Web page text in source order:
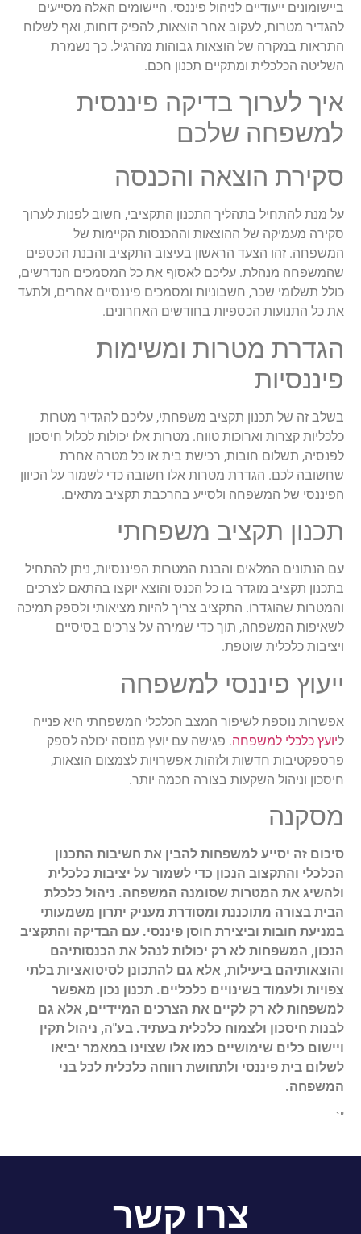
ביישומונים ייעודיים לניהול פיננסי. היישומים האלה מסייעים
להגדיר מטרות, לעקוב אחר הוצאות, להפיק דוחות, ואף לשלוח
התראות במקרה של הוצאות גבוהות מהרגיל. כך נשמרת
השליטה הכלכלית ומתקיים תכנון חכם.
איך לערוך בדיקה פיננסית
למשפחה שלכם
סקירת הוצאה והכנסה
על מנת להתחיל בתהליך התכנון התקציבי, חשוב לפנות לערוך
סקירה מעמיקה של ההוצאות וההכנסות הקיימות של
המשפחה. זהו הצעד הראשון בעיצוב התקציב והבנת הכספים
שהמשפחה מנהלת. עליכם לאסוף את כל המסמכים הנדרשים,
כולל תשלומי שכר, חשבוניות ומסמכים פיננסיים אחרים, ולתעד
את כל התנועות הכספיות בחודשים האחרונים.
הגדרת מטרות ומשימות
פיננסיות
בשלב זה של תכנון תקציב משפחתי, עליכם להגדיר מטרות
כלכליות קצרות וארוכות טווח. מטרות אלו יכולות לכלול חיסכון
לפנסיה, תשלום חובות, רכישת בית או כל מטרה אחרת
שחשובה לכם. הגדרת מטרות אלו חשובה כדי לשמור על הכיוון
הפיננסי של המשפחה ולסייע בהרכבת תקציב מתאים.
תכנון תקציב משפחתי
עם הנתונים המלאים והבנת המטרות הפיננסיות, ניתן להתחיל
בתכנון תקציב מוגדר בו כל הכנס והוצא יוקצו בהתאם לצרכים
והמטרות שהוגדרו. התקציב צריך להיות מציאותי ולספק תמיכה
לשאיפות המשפחה, תוך כדי שמירה על צרכים בסיסיים
ויציבות כלכלית שוטפת.
ייעוץ פיננסי למשפחה
אפשרות נוספת לשיפור המצב הכלכלי המשפחתי היא פנייה
ליועץ כלכלי למשפחה. פגישה עם יועץ מנוסה יכולה לספק
פרספקטיבות חדשות ולזהות אפשרויות לצמצום הוצאות,
חיסכון וניהול השקעות בצורה חכמה יותר.
מסקנה
סיכום זה יסייע למשפחות להבין את חשיבות התכנון
הכלכלי והתקצוב הנכון כדי לשמור על יציבות כלכלית
ולהשיג את המטרות שסומנה המשפחה. ניהול כלכלת
הבית בצורה מתוכננת ומסודרת מעניק יתרון משמעותי
במניעת חובות וביצירת חוסן פיננסי. עם הבדיקה והתקציב
הנכון, המשפחות לא רק יכולות לנהל את הכנסותיהם
והוצאותיהם ביעילות, אלא גם להתכונן לסיטואציות בלתי
צפויות ולעמוד בשינויים כלכליים. תכנון נכון מאפשר
למשפחות לא רק לקיים את הצרכים המיידיים, אלא גם
לבנות חיסכון ולצמוח כלכלית בעתיד. בע"ה, ניהול תקין
ויישום כלים שימושיים כמו אלו שצוינו במאמר יביאו
לשלום בית פיננסי ולתחושת רווחה כלכלית לכל בני
המשפחה.
"`
צרו קשר